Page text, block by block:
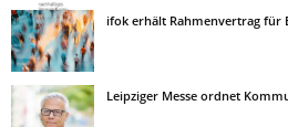
ifok erhält Rahmenvertrag für
Leipziger Messe ordnet